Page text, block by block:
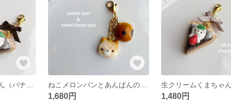
ねこメロンパンとあんぱんのチャーム ✽ ミニチュアスイーツ/フェイクスイーツ/食品サンプル
1,680円 1,480円